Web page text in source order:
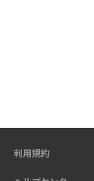
利用規約